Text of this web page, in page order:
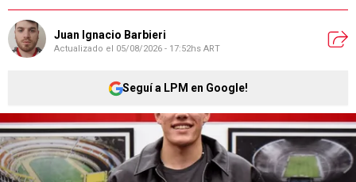
Juan Ignacio Barbieri
Actualizado el 05/08/2026 - 17:52hs ART
Seguí a LPM en Google!